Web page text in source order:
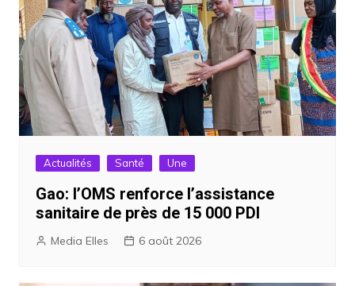
Actualités Santé Une
Gao: l’OMS renforce l’assistance
sanitaire de près de 15 000 PDI
Media Elles 6 août 2026